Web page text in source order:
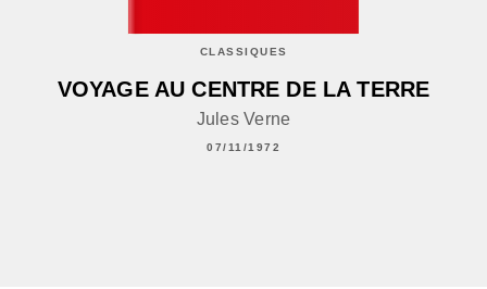
CLASSIQUES
VOYAGE AU CENTRE DE LA TERRE
Jules Verne
07/11/1972